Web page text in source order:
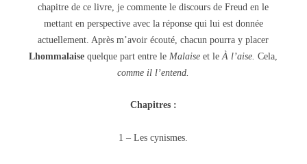
chapitre de ce livre, je commente le discours de Freud en le
mettant en perspective avec la réponse qui lui est donnée
actuellement. Après m’avoir écouté, chacun pourra y placer
Lhommalaise quelque part entre le Malaiseet leÀ l’aise.Cela,
comme il l’entend.
Chapitres :
1 – Les cynismes.